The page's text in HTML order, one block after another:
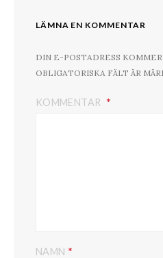
LÄMNA EN KOMMENTAR
DIN E-POSTADRESS
OBLIGATORISKA FÄLT ÄR
KOMMENTAR
NAMN *